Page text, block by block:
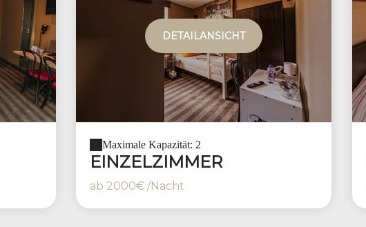
DETAILANSICHT
Maximale Kapazität: 2
EINZELZIMMER
ab 2000€ /Nacht